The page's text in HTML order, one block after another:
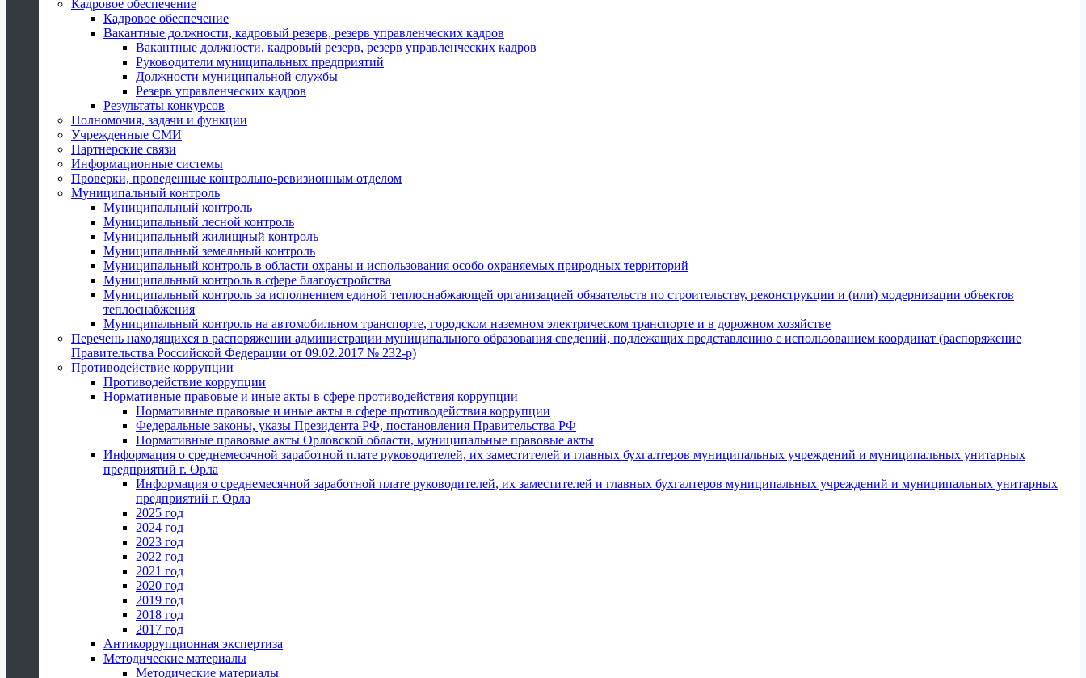
Кадровое обеспечение
Кадровое обеспечение
Вакантные должности, кадровый резерв, резерв управленческих кадров
Вакантные должности, кадровый резерв, резерв управленческих кадров
Руководители муниципальных предприятий
Должности муниципальной службы
Резерв управленческих кадров
Результаты конкурсов
Полномочия, задачи и функции
Учрежденные СМИ
Партнерские связи
Информационные системы
Проверки, проведенные контрольно-ревизионным отделом
Муниципальный контроль
Муниципальный контроль
Муниципальный лесной контроль
Муниципальный жилищный контроль
Муниципальный земельный контроль
Муниципальный контроль в области охраны и использования особо охраняемых природных территорий
Муниципальный контроль в сфере благоустройства
Муниципальный контроль за исполнением единой теплоснабжающей организацией обязательств по строительству, реконструкции и (или) модернизации объектов
теплоснабжения
Муниципальный контроль на автомобильном транспорте, городском наземном электрическом транспорте и в дорожном хозяйстве
Перечень находящихся в распоряжении администрации муниципального образования сведений, подлежащих представлению с использованием координат (распоряжение
Правительства Российской Федерации от 09.02.2017 № 232-р)
Противодействие коррупции
Противодействие коррупции
Нормативные правовые и иные акты в сфере противодействия коррупции
Нормативные правовые и иные акты в сфере противодействия коррупции
Федеральные законы, указы Президента РФ, постановления Правительства РФ
Нормативные правовые акты Орловской области, муниципальные правовые акты
Информация о среднемесячной заработной плате руководителей, их заместителей и главных бухгалтеров муниципальных учреждений и муниципальных унитарных
предприятий г. Орла
Информация о среднемесячной заработной плате руководителей, их заместителей и главных бухгалтеров муниципальных учреждений и муниципальных унитарных
предприятий г. Орла
2025 год
2024 год
2023 год
2022 год
2021 год
2020 год
2019 год
2018 год
2017 год
Антикоррупционная экспертиза
Методические материалы
Методические материалы